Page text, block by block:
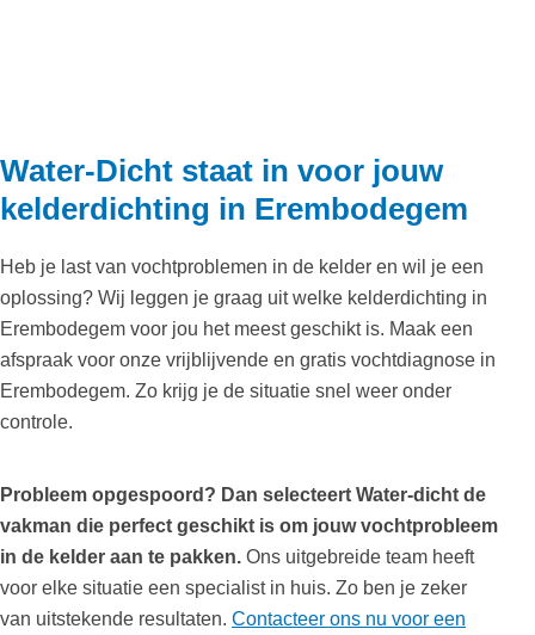
Water-Dicht staat in voor jouw
kelderdichting in Erembodegem
Heb je last van vochtproblemen in de kelder en wil je een
oplossing? Wij leggen je graag uit welke kelderdichting in
Erembodegem voor jou het meest geschikt is. Maak een
afspraak voor onze vrijblijvende en gratis vochtdiagnose in
Erembodegem. Zo krijg je de situatie snel weer onder
controle.
Probleem opgespoord? Dan selecteert Water-dicht de
vakman die perfect geschikt is om jouw vochtprobleem
in de kelder aan te pakken. Ons uitgebreide team heeft
voor elke situatie een specialist in huis. Zo ben je zeker
van uitstekende resultaten. Contacteer ons nu voor een